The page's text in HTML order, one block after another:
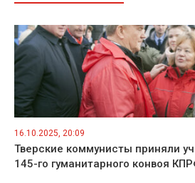
16.10.2025, 20:09
Тверские коммунисты приняли
145-го гуманитарного конвоя